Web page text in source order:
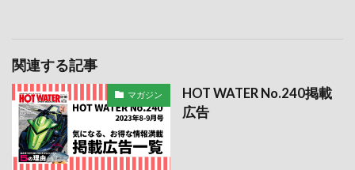
関連する記事
マガジン
HOT WATER No.240掲載
広告